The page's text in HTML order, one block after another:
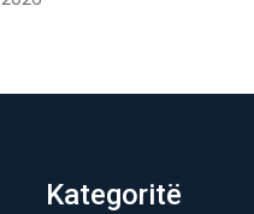
Kategoritë